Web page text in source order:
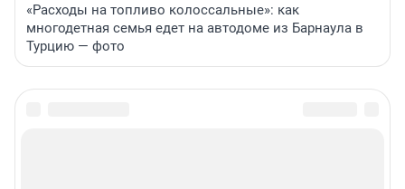
«Расходы на топливо колоссальные»: как
многодетная семья едет на автодоме из Барнаула в
Турцию — фото